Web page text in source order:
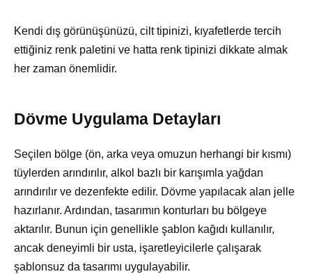
Kendi dış görünüşünüzü, cilt tipinizi, kıyafetlerde tercih
ettiğiniz renk paletini ve hatta renk tipinizi dikkate almak
her zaman önemlidir.
Dövme Uygulama Detayları
Seçilen bölge (ön, arka veya omuzun herhangi bir kısmı)
tüylerden arındırılır, alkol bazlı bir karışımla yağdan
arındırılır ve dezenfekte edilir. Dövme yapılacak alan jelle
hazırlanır. Ardından, tasarımın konturları bu bölgeye
aktarılır. Bunun için genellikle şablon kağıdı kullanılır,
ancak deneyimli bir usta, işaretleyicilerle çalışarak
şablonsuz da tasarımı uygulayabilir.